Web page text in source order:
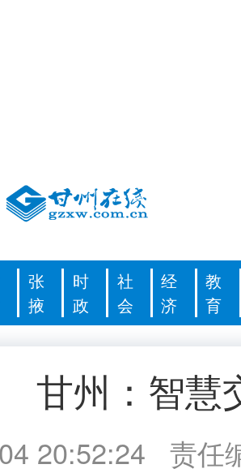
张
掖
时
政
社
会
经
济
教
育
甘州：智慧
20:52:24
责任